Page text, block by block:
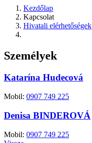
Kezdőlap
Kapcsolat
Hivatali elérhetőségek
Személyek
Katarína Hudecová
Mobil: 0907 749 225
Denisa BINDEROVÁ
Mobil: 0907 749 225